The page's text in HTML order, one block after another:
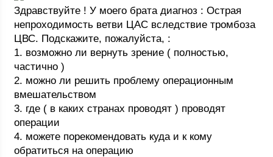
Здравствуйте ! У моего брата диагноз : Острая
непроходимость ветви ЦАС вследствие тромбоза
ЦВС. Подскажите, пожалуйста, :
1. возможно ли вернуть зрение ( полностью,
частично )
2. можно ли решить проблему операционным
вмешательством
3. где ( в каких странах проводят ) проводят
операции
4. можете порекомендовать куда и к кому
обратиться на операцию